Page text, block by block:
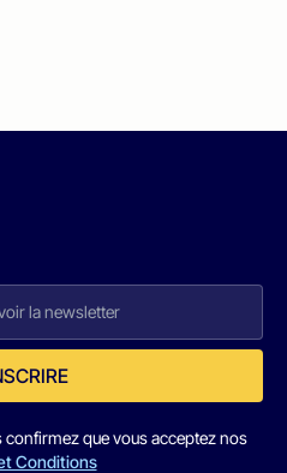
que vous acceptez nos
Conditions